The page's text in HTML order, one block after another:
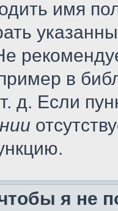
имя
в
д. Если
я не